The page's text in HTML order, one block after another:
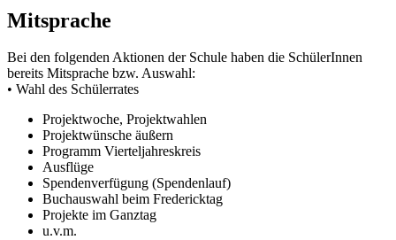
Mitsprache
Bei den folgenden Aktionen der Schule haben die SchülerInnen
bereits Mitsprache bzw. Auswahl:
• Wahl des Schülerrates
Projektwoche, Projektwahlen
Projektwünsche äußern
Programm Vierteljahreskreis
Ausflüge
Spendenverfügung (Spendenlauf)
Buchauswahl beim Fredericktag
Projekte im Ganztag
u.v.m.